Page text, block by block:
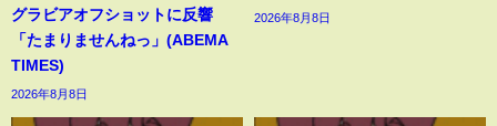
グラビアオフショットに反響
「たまりませんねっ」(ABEMA
TIMES)
2026年8月8日
2026年8月8日